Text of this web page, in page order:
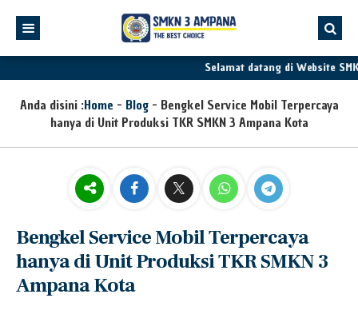
Selamat datang di Website
Anda disini :Home - Blog- Bengkel Service Mobil Terpercaya
hanya di Unit Produksi TKR SMKN 3 Ampana Kota
Bengkel Service Mobil Terpercaya
hanya di Unit Produksi TKR SMKN 3
Ampana Kota